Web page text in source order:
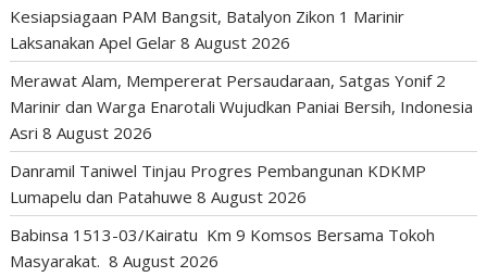
Kesiapsiagaan PAM Bangsit, Batalyon Zikon 1 Marinir
Laksanakan Apel Gelar 8 August 2026
Merawat Alam, Mempererat Persaudaraan, Satgas Yonif 2
Marinir dan Warga Enarotali Wujudkan Paniai Bersih, Indonesia
Asri 8 August 2026
Danramil Taniwel Tinjau Progres Pembangunan KDKMP
Lumapelu dan Patahuwe 8 August 2026
Babinsa 1513-03/Kairatu Km 9 Komsos Bersama Tokoh
Masyarakat. 8 August 2026